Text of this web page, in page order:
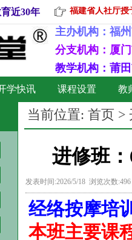
学快讯 课程设置 教
近30年 福建省人社厅授
主办机构： 福
分支机构：厦
教学机构：莆
当前位置: 首页 >
进修班
发表时间:2026/5/18 浏览次数
经络按摩培
本班主要课